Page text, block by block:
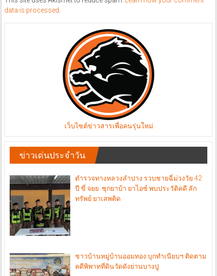
data is processed.
เว็บไซต์ข่าวสารเพื่อคนรุ่นใหม่
ข่าวเด่นประจำวัน
ตำรวจทางหลวงลำปาง รวบชายฉี่ม่วงวัย 42
ปี ขี่ จยย. ซุกยาบ้า ยาไอซ์ พบประวัติคดี ลัก
ทรัพย์ ยาเสพติด
ชาวบ้านหมู่บ้านออมทอง บุกทำเนียบฯ ติดตาม
คดีพิพาทที่ดินวัดดังย่านบางปู